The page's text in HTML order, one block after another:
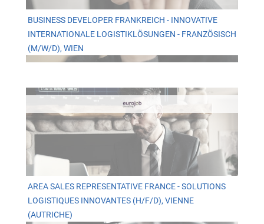
BUSINESS DEVELOPER FRANKREICH - INNOVATIVE
INTERNATIONALE LOGISTIKLÖSUNGEN - FRANZÖSISCH
(M/W/D), WIEN
AREA SALES REPRESENTATIVE FRANCE - SOLUTIONS
LOGISTIQUES INNOVANTES (H/F/D), VIENNE
(AUTRICHE)